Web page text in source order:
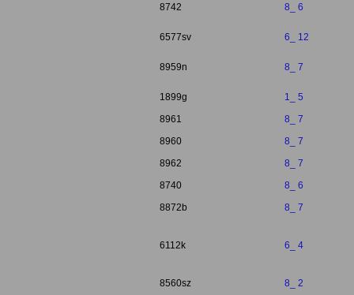
8742 8_ 6
6577sv 6_ 12
8959n 8_ 7
1899g
1_ 5
8961
8_ 7
8960
8_ 7
8962
8_ 7
8740
8_ 6
8872b
8_ 7
6112k 6_ 4
8560sz 8_ 2